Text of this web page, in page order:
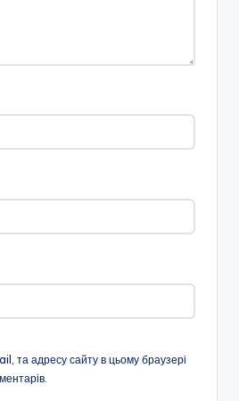
та адресу сайту в цьому браузері